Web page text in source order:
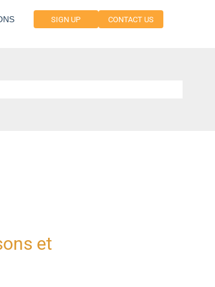
SIGN UP CONTACT US
et